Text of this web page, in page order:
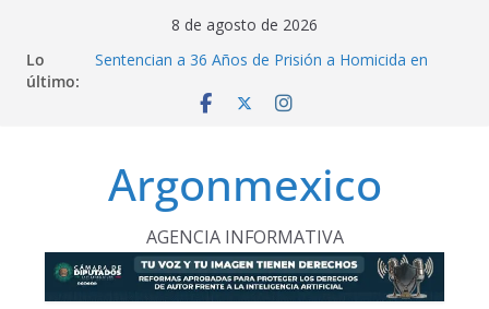
contenido
8 de agosto de 2026
Lo
último:
Sentencian a 36 Años de Prisión a Homicida en
Sheinbaum y Delfina Gómez Refuerzan Oferta
Inauguran Nuevo CBTA en Texcoco
Proponen Frenar Publicidad con IA Dirigida a
Menores
Comision Permanente Pide Frenar Discurso de
Odio Contra Grupos Vulnerables
Argonmexico
AGENCIA INFORMATIVA